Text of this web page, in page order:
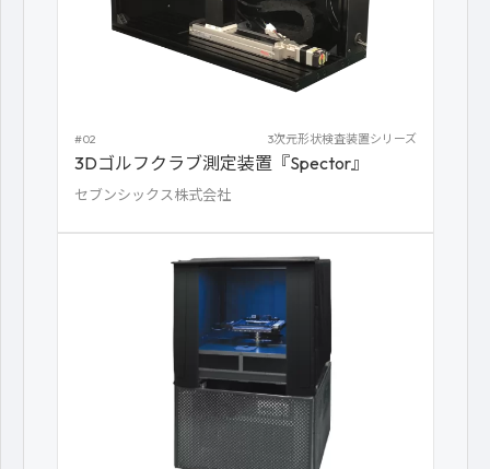
#02 3次元形状検査装置シリーズ
3Dゴルフクラブ測定装置『Spector』
セブンシックス株式会社